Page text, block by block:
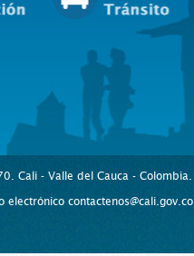
Cali - Valle del Cauca - Colombia.
contactenos@cali.gov.co